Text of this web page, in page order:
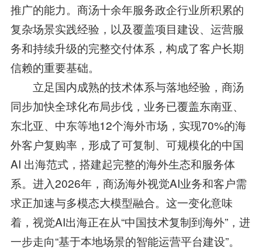
推广的能力。商汤十余年服务政企行业所积累的
复杂场景实践经验，以及覆盖项目建设、运营服
务和持续升级的完整交付体系，构成了客户长期
信赖的重要基础。
立足国内成熟的技术体系与落地经验，商汤
同步加快全球化布局步伐，业务已覆盖东南亚、
东北亚、中东等地12个海外市场，实现70%的海
外客户复购率，形成了可复制、可规模化的中国
AI 出海范式，搭建起完整的海外生态和服务体
系。进入2026年，商汤海外视觉AI业务和客户需
求正加速与多模态大模型融合。这一变化意味
着，视觉AI出海正在从“中国技术复制到海外”，进
一步走向“基于本地场景的智能运营平台建设”。